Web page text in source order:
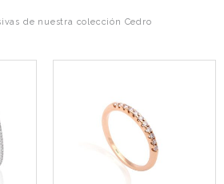
de nuestra colección Cedro